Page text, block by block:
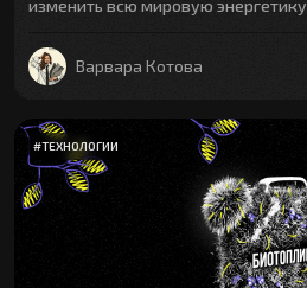
изменить всю мировую энергетику
Варвара Котова
#ТЕХНОЛОГИИ